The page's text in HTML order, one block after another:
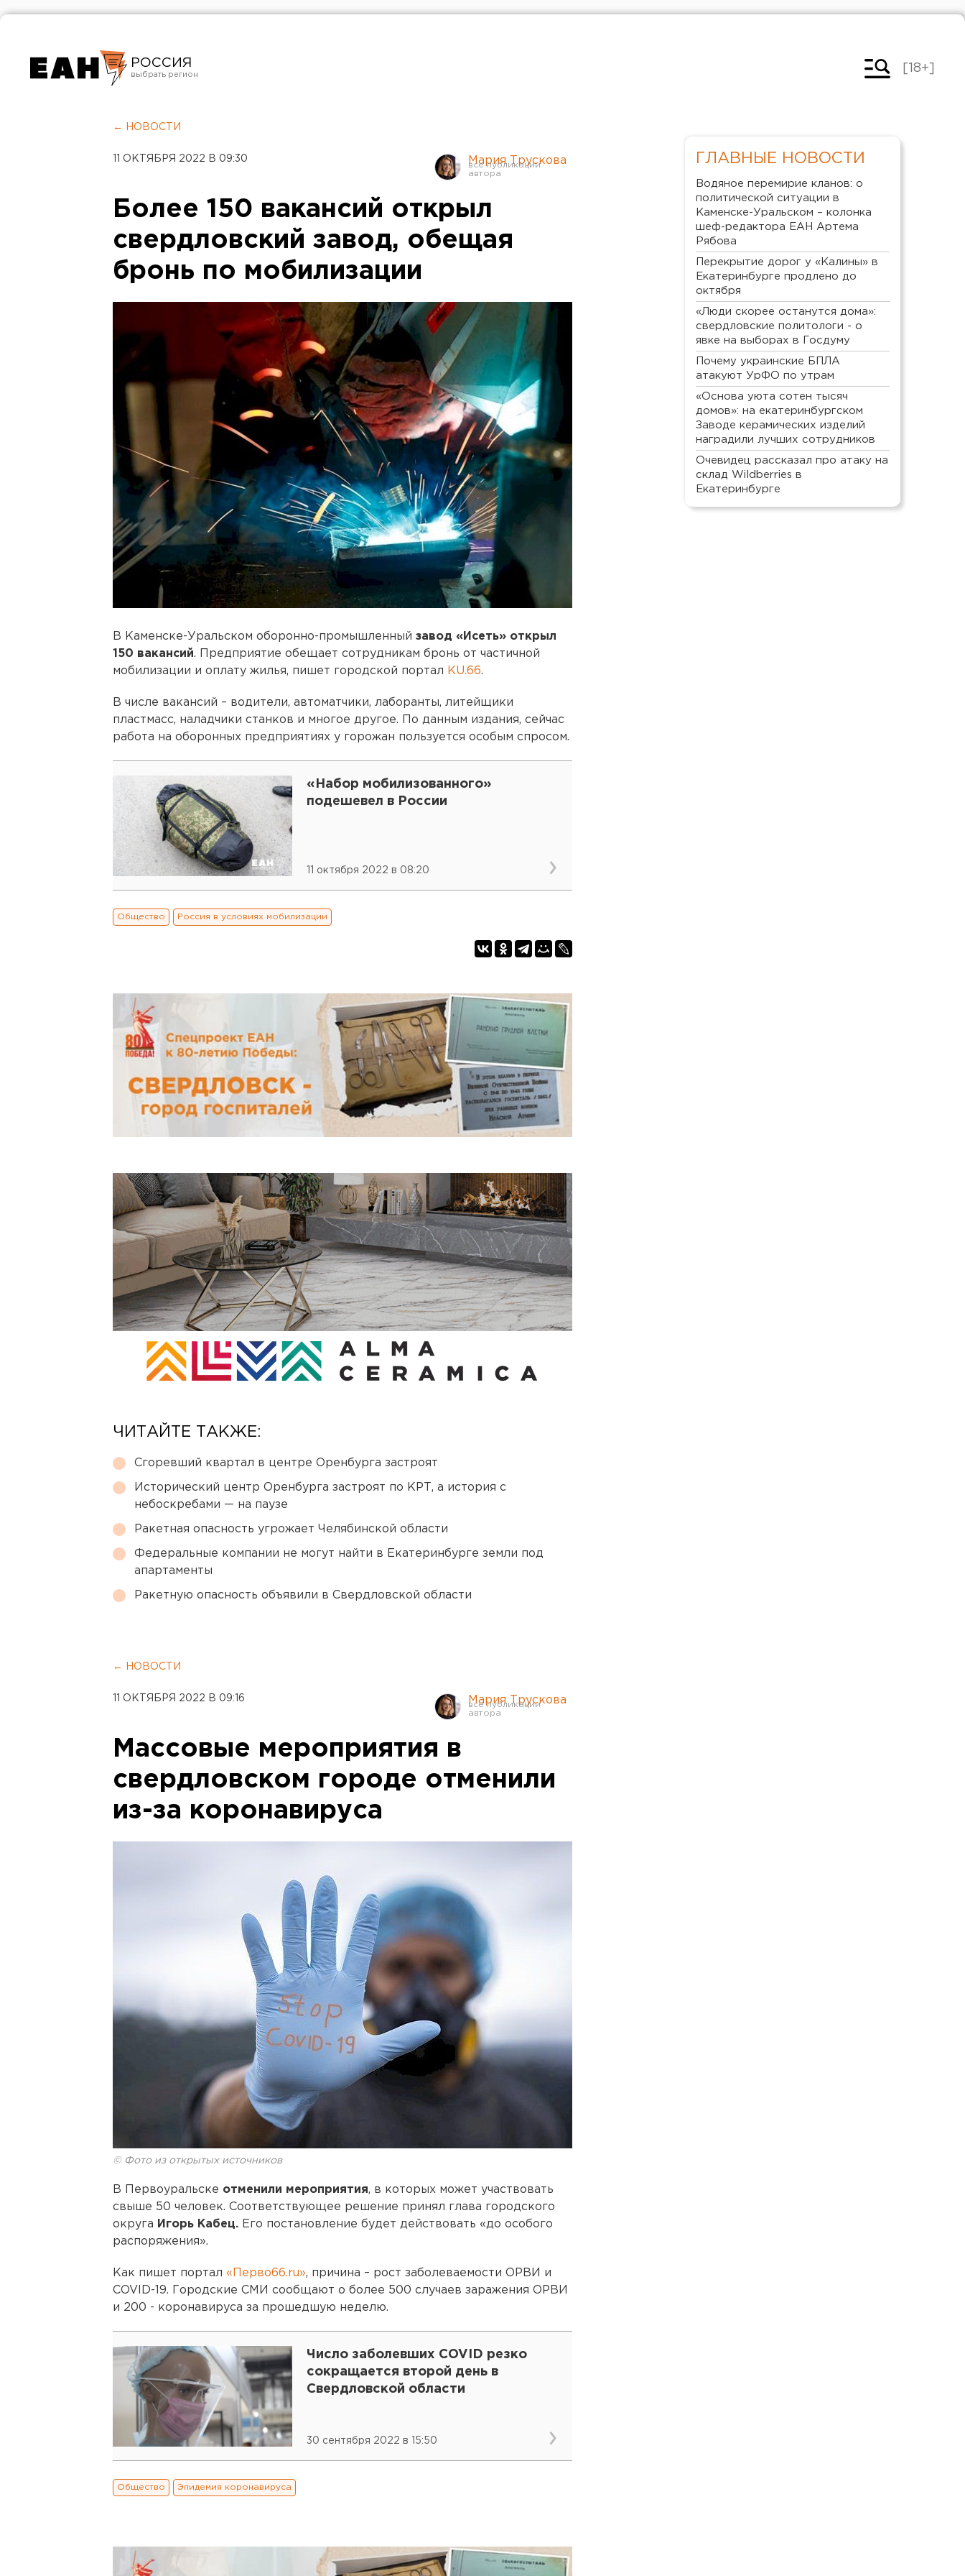
РОССИЯ
Челябинск
[18+]
← НОВОСТИ
11 ОКТЯБРЯ 2022 В 09:30 Мария Трускова
Более 150 вакансий открыл
свердловский завод, обещая
бронь по мобилизации
В Каменске-Уральском оборонно-промышленный завод «Исеть» открыл
150 вакансий. Предприятие обещает сотрудникам бронь от частичной
мобилизации и оплату жилья, пишет городской портал KU.66.
В числе вакансий – водители, автоматчики, лаборанты, литейщики
пластмасс, наладчики станков и многое другое. По данным издания, сейчас
работа на оборонных предприятиях у горожан пользуется особым спросом.
«Набор мобилизованного»
подешевел в России
11 октября 2022 в 08:20
Общество Россия в условиях мобилизации
ЧИТАЙТЕ ТАКЖЕ:
Сгоревший квартал в центре Оренбурга застроят
Исторический центр Оренбурга застроят по КРТ, а история с
небоскребами — на паузе
Ракетная опасность угрожает Челябинской области
Федеральные компании не могут найти в Екатеринбурге земли под
апартаменты
Ракетную опасность объявили в Свердловской области
← НОВОСТИ
11 ОКТЯБРЯ 2022 В 09:16 Мария Трускова
Массовые мероприятия в
свердловском городе отменили
из-за коронавируса
© Фото из открытых источников
В Первоуральске отменили мероприятия, в которых может участвовать
свыше 50 человек. Соответствующее решение принял глава городского
округа Игорь Кабец. Его постановление будет действовать «до особого
распоряжения».
Как пишет портал «Перво66.ru», причина – рост заболеваемости ОРВИ и
COVID-19. Городские СМИ сообщают о более 500 случаев заражения ОРВИ
и 200 - коронавируса за прошедшую неделю.
Число заболевших COVID резко
сокращается второй день в
Свердловской области
30 сентября 2022 в 15:50
Общество Эпидемия коронавируса
ГЛАВНЫЕ НОВОСТИ
Водяное перемирие кланов: о
политической ситуации в
Каменске-Уральском – колонка
шеф-редактора ЕАН Артема
Рябова
Перекрытие дорог у «Калины» в
Екатеринбурге продлено до
октября
«Люди скорее останутся дома»:
свердловские политологи - о
явке на выборах в Госдуму
Почему украинские БПЛА
атакуют УрФО по утрам
«Основа уюта сотен тысяч
домов»: на екатеринбургском
Заводе керамических изделий
наградили лучших сотрудников
Очевидец рассказал про атаку на
склад Wildberries в
Екатеринбурге